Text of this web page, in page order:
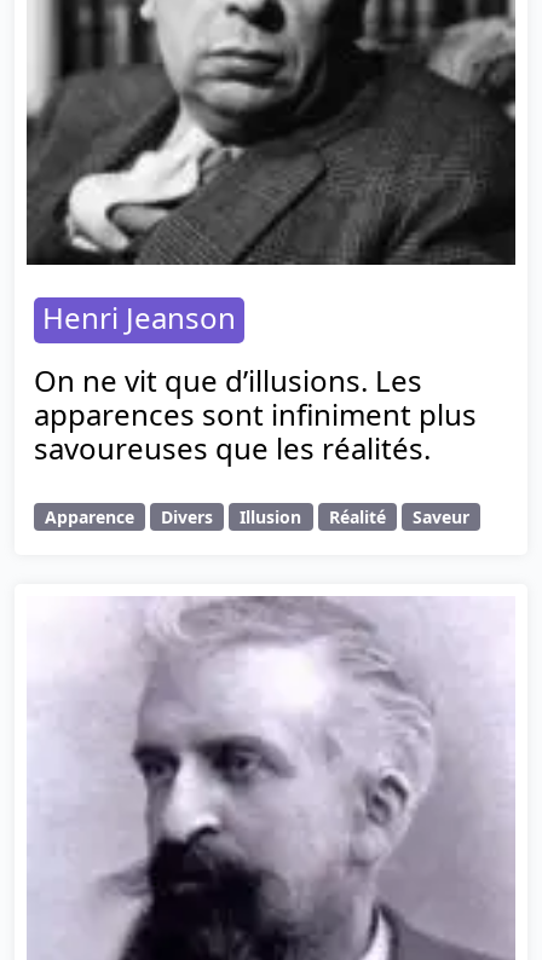
Henri Jeanson
On ne vit que d’illusions. Les
apparences sont infiniment plus
savoureuses que les réalités.
Apparence Divers Illusion Réalité Saveur